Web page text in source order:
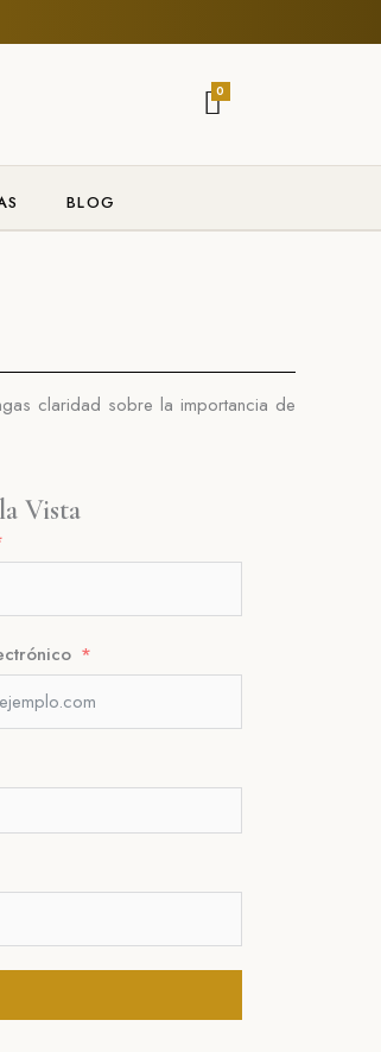
0
CART
BLOG
claridad sobre la importancia de
Vista